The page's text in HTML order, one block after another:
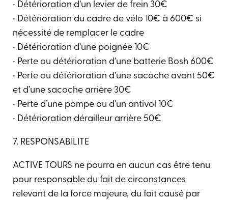
• Détérioration d’un levier de frein 30€
• Détérioration du cadre de vélo 10€ à 600€ si
nécessité de remplacer le cadre
• Détérioration d’une poignée 10€
• Perte ou détérioration d’une batterie Bosh 600€
• Perte ou détérioration d’une sacoche avant 50€
et d’une sacoche arrière 30€
• Perte d’une pompe ou d’un antivol 10€
• Détérioration dérailleur arrière 50€
7. RESPONSABILITE
ACTIVE TOURS ne pourra en aucun cas être tenu
pour responsable du fait de circonstances
relevant de la force majeure, du fait causé par